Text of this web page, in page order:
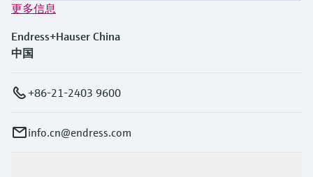
更多信息
Endress+Hauser China
中国
+86-21-2403 9600
info.cn@endress.com